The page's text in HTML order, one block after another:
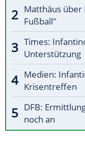
Matthäus
Fußball"
Times:
Unterstützung
Medien:
Krisentreffen
DFB:
noch an